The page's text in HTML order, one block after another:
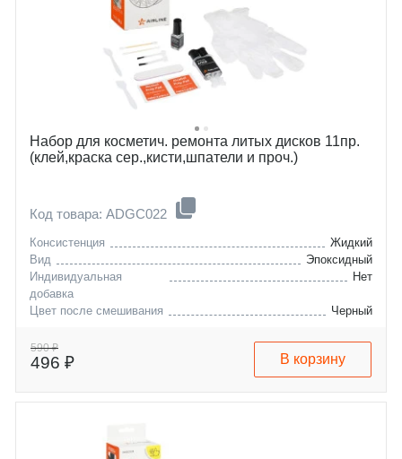
Набор для косметич. ремонта литых дисков 11пр.
(клей,краска сер.,кисти,шпатели и проч.)
Код товара: ADGC022
Консистенция
Жидкий
Вид
Эпоксидный
Индивидуальная
добавка
Нет
Цвет после смешивания Черный
590 ₽
496 ₽ В корзину